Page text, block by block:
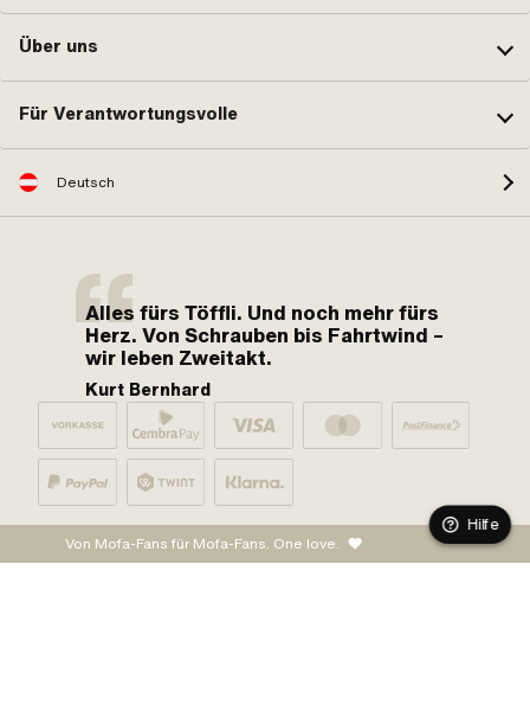
Über uns
Für Verantwortungsvolle
Deutsch
Alles fürs Töffli. Und noch mehr fürs
Herz. Von Schrauben bis Fahrtwind –
wir leben Zweitakt.
Kurt Bernhard
Von Mofa-Fans für Mofa-Fans. One love.
Hilfe